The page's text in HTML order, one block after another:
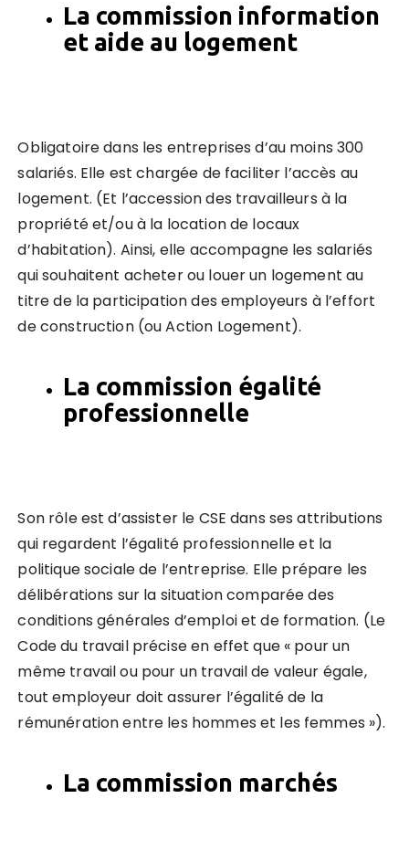
La commission information
et aide au logement
Obligatoire dans les entreprises d’au moins 300
salariés. Elle est chargée de faciliter l’accès au
logement. (Et l’accession des travailleurs à la
propriété et/ou à la location de locaux
d’habitation). Ainsi, elle accompagne les salariés
qui souhaitent acheter ou louer un logement au
titre de la participation des employeurs à l’effort
de construction (ou Action Logement).
La commission égalité
professionnelle
Son rôle est d’assister le CSE dans ses attributions
qui regardent l’égalité professionnelle et la
politique sociale de l’entreprise. Elle prépare les
délibérations sur la situation comparée des
conditions générales d’emploi et de formation. (Le
Code du travail précise en effet que « pour un
même travail ou pour un travail de valeur égale,
tout employeur doit assurer l’égalité de la
rémunération entre les hommes et les femmes »).
La commission marchés